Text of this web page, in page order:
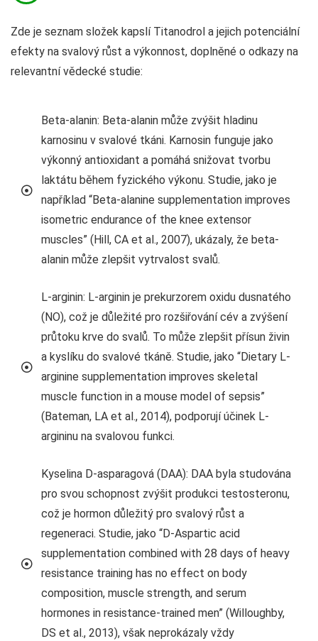
Zde je seznam složek kapslí Titanodrol a jejich potenciální
efekty na svalový růst a výkonnost, doplněné o odkazy na
relevantní vědecké studie:
Beta-alanin: Beta-alanin může zvýšit hladinu
karnosinu v svalové tkáni. Karnosin funguje jako
výkonný antioxidant a pomáhá snižovat tvorbu
laktátu během fyzického výkonu. Studie, jako je
například “Beta-alanine supplementation improves
isometric endurance of the knee extensor
muscles” (Hill, CA et al., 2007), ukázaly, že beta-
alanin může zlepšit vytrvalost svalů.
L-arginin: L-arginin je prekurzorem oxidu dusnatého
(NO), což je důležité pro rozšiřování cév a zvýšení
průtoku krve do svalů. To může zlepšit přísun živin
a kyslíku do svalové tkáně. Studie, jako “Dietary L-
arginine supplementation improves skeletal
muscle function in a mouse model of sepsis”
(Bateman, LA et al., 2014), podporují účinek L-
argininu na svalovou funkci.
Kyselina D-asparagová (DAA): DAA byla studována
pro svou schopnost zvýšit produkci testosteronu,
což je hormon důležitý pro svalový růst a
regeneraci. Studie, jako “D-Aspartic acid
supplementation combined with 28 days of heavy
resistance training has no effect on body
composition, muscle strength, and serum
hormones in resistance-trained men” (Willoughby,
DS et al., 2013), však neprokázaly vždy